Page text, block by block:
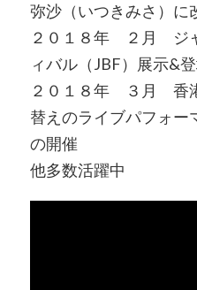
弥沙（いつきみさ）に
２０１８年 ２月 ジ
ィバル（JBF）展示&
２０１８年 ３月 香
替えのライブパフォー
の開催
他多数活躍中